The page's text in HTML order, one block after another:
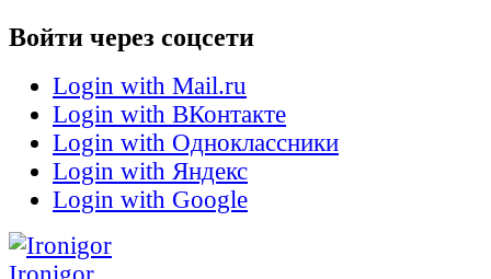
Войти через соцсети
Login with Mail.ru
Login with ВКонтакте
Login with Одноклассники
Login with Яндекс
Login with Google